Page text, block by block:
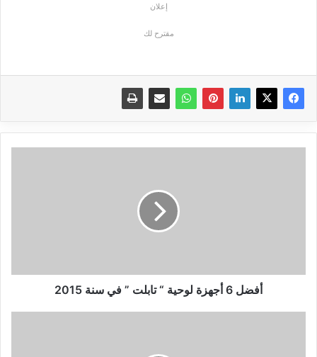
إعلان
مقترح لك
سنة
أفضل 6 أجهزة لوحية “ تابلت ” في سنة 2015